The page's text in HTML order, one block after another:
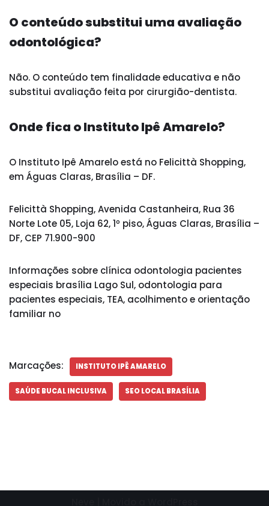
O conteúdo substitui uma avaliação
odontológica?
Não. O conteúdo tem finalidade educativa e não
substitui avaliação feita por cirurgião-dentista.
Onde fica o Instituto Ipê Amarelo?
O Instituto Ipê Amarelo está no Felicittà Shopping,
em Águas Claras, Brasília – DF.
Felicittà Shopping, Avenida Castanheira, Rua 36
Norte Lote 05, Loja 62, 1º piso, Águas Claras, Brasília –
DF, CEP 71.900-900
Informações sobre clínica odontologia pacientes
especiais brasília Lago Sul, odontologia para
pacientes especiais, TEA, acolhimento e orientação
familiar no
Marcações: INSTITUTO IPÊ AMARELO
SAÚDE BUCAL INCLUSIVA SEO LOCAL BRASÍLIA